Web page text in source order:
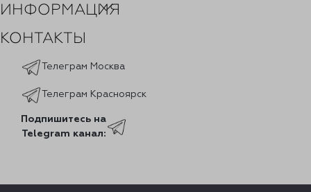
ИНФОРМАЦИЯ
КОНТАКТЫ
Телеграм Москва
Телеграм Красноярск
Подпишитесь на
Telegram канал: